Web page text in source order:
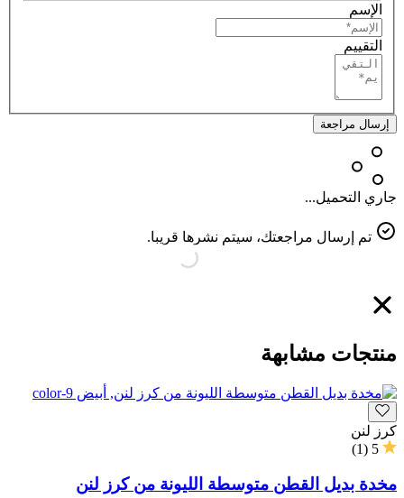
الإسم
التقييم
إرسال مراجعة
جاري التحميل...
تم إرسال مراجعتك، سيتم نشرها قريبا.
منتجات مشابهة
كرز لنن
5
(
1
)
مخدة بديل القطن متوسطة الليونة من كرز لنن